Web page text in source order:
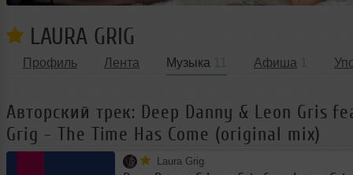
LAURA GRIG
Профиль Лента Музыка Афиша
Авторский трек: Deep Danny & Leon Gris
Grig - The Time Has Come (original mix)
Laura Grig